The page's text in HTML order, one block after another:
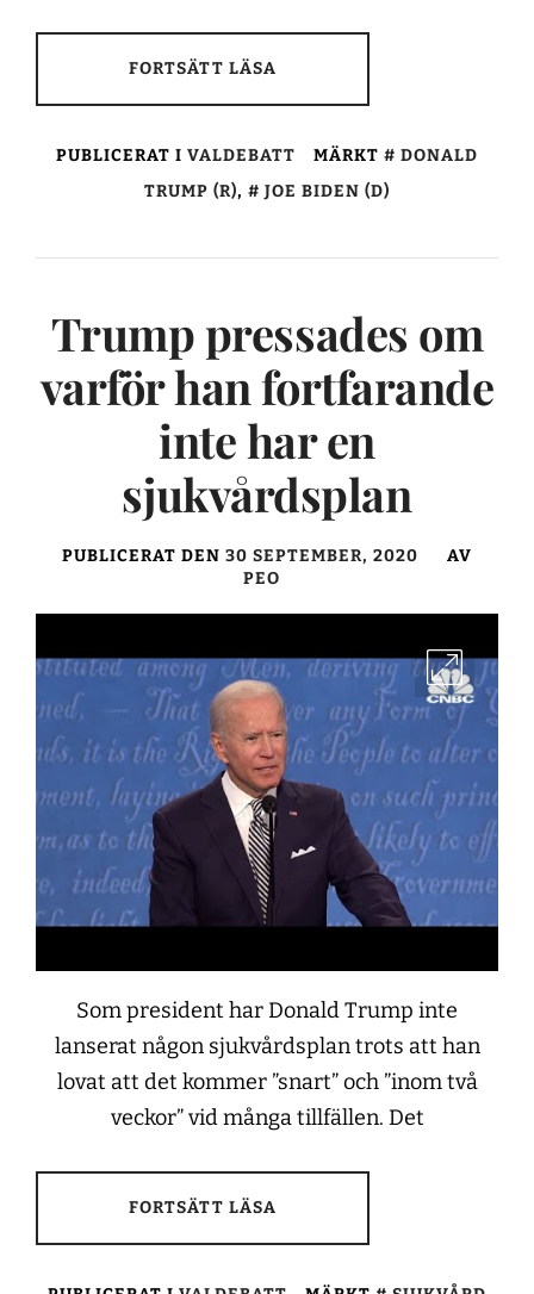
FORTSÄTT LÄSA
PUBLICERAT I VALDEBATT MÄRKT
DONALD
TRUMP (R), JOE BIDEN (D)
Trump pressades om
varför han fortfarande
inte har en
sjukvårdsplan
PUBLICERAT DEN 30 SEPTEMBER, 2020
AV
PEO
Som president har Donald Trump inte
lanserat någon sjukvårdsplan trots att han
lovat att det kommer ”snart” och ”inom två
veckor” vid många tillfällen. Det
FORTSÄTT LÄSA